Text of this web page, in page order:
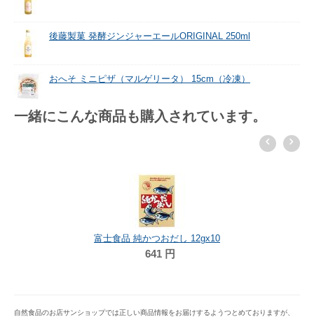
後藤製菓 発酵ジンジャーエールORIGINAL 250ml
おへそ ミニピザ（マルゲリータ） 15cm（冷凍）
一緒にこんな商品も購入されています。
富士食品 純かつおだし 12gx10
641 円
自然食品のお店サンショップでは正しい商品情報をお届けするようつとめておりますが、